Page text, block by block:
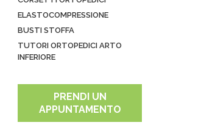
ELASTOCOMPRESSIONE
BUSTI STOFFA
TUTORI ORTOPEDICI ARTO
INFERIORE
PRENDI UN
APPUNTAMENTO